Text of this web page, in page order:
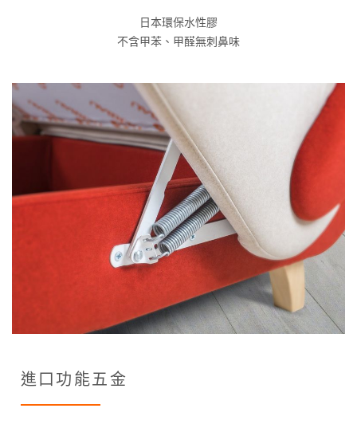
日本環保水性膠
不含甲苯、甲醛無刺鼻味
進口功能五金